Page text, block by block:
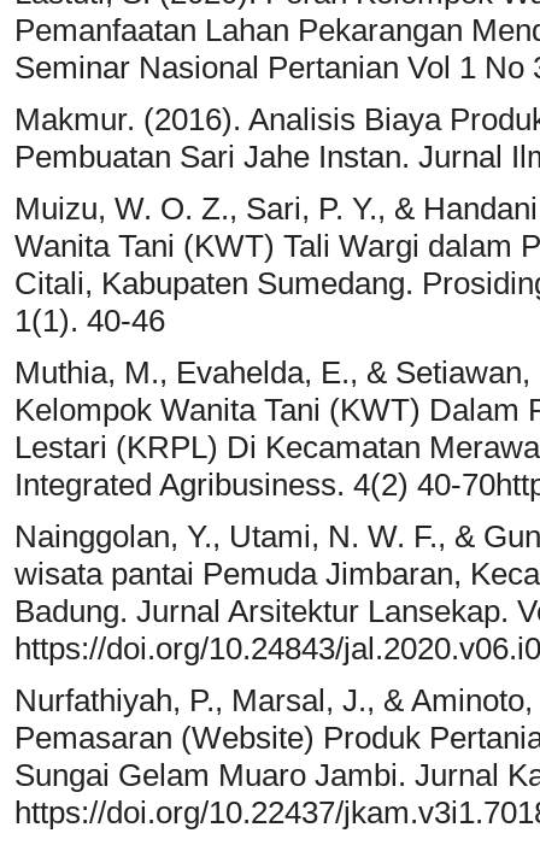
Pemanfaatan Lahan Pekarangan
Seminar Nasional Pertanian Vol 1 No
Makmur. (2016). Analisis Biaya
Pembuatan Sari Jahe Instan. Jurnal
Muizu, W. O. Z., Sari, P. Y., &
Wanita Tani (KWT) Tali Wargi dalam
Citali, Kabupaten Sumedang.
1(1). 40-46
Muthia, M., Evahelda, E., &
Kelompok Wanita Tani (KWT) Dalam
Lestari (KRPL) Di Kecamatan
Integrated Agribusiness. 4(2) 40-
Nainggolan, Y., Utami, N. W. F., &
wisata pantai Pemuda Jimbaran,
Badung. Jurnal Arsitektur Lansekap.
https://doi.org/10.24843/
Nurfathiyah, P., Marsal, J., &
Pemasaran (Website) Produk
Sungai Gelam Muaro Jambi. Jurnal
https://doi.org/10.22437/